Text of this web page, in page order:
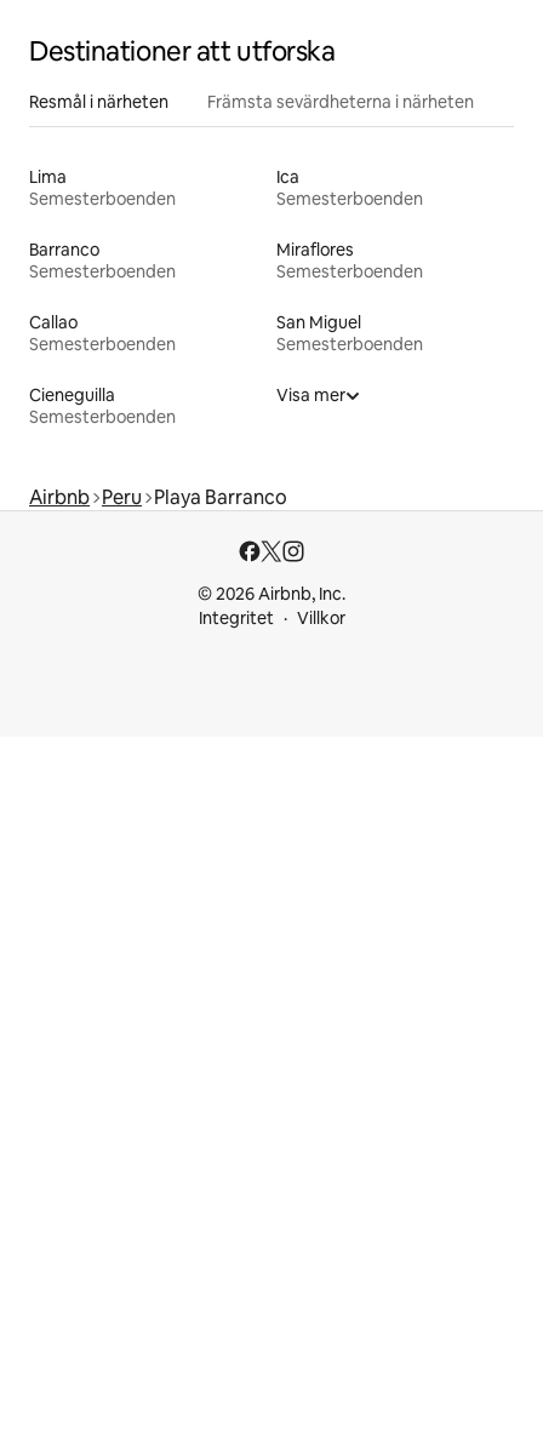
Destinationer att utforska
Resmål i närheten Främsta sevärdheterna i närheten
Lima
Semesterboenden
Ica
Semesterboenden
Barranco
Semesterboenden
Miraflores
Semesterboenden
Callao
Semesterboenden
San Miguel
Semesterboenden
Cieneguilla
Semesterboenden
Visa mer
Airbnb Peru Playa Barranco
© 2026 Airbnb, Inc.
Integritet
Villkor